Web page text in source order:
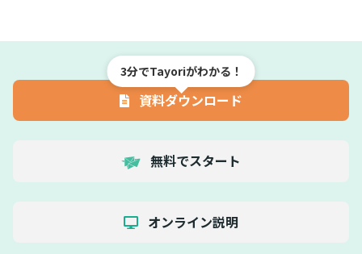
3分でTayoriがわかる！
資料ダウンロード
無料でスタート
オンライン説明